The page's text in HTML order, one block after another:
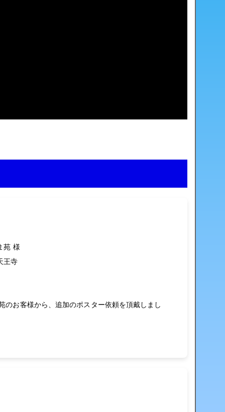
苑 様
王寺
のお客様から、追加のポスター依頼を頂戴しまし